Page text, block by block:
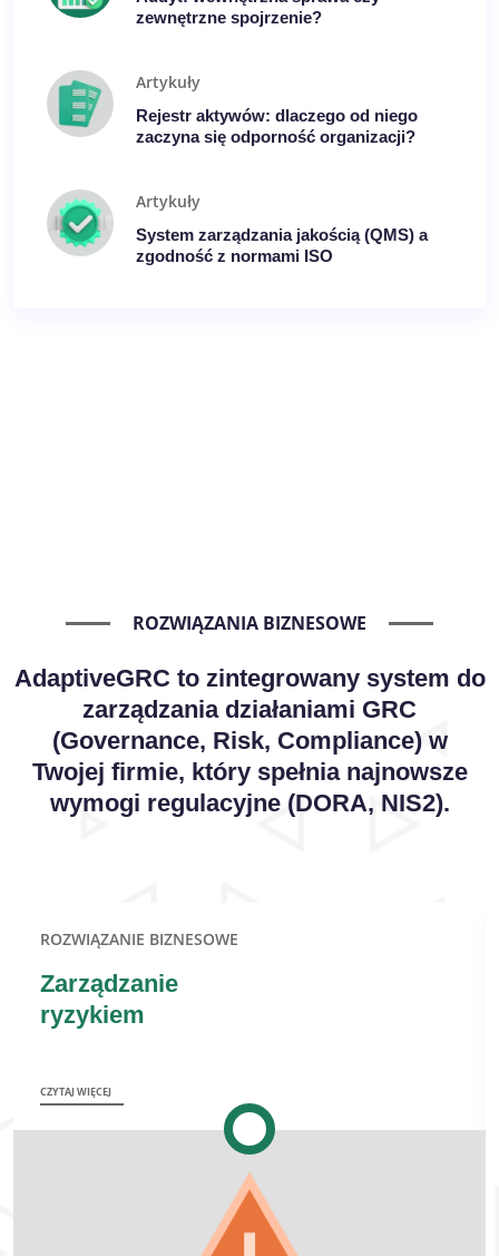
zewnętrzne spojrzenie?
Artykuły
Rejestr aktywów: dlaczego od niego
zaczyna się odporność organizacji?
Artykuły
System zarządzania jakością (QMS) a
zgodność z normami ISO
ROZWIĄZANIA BIZNESOWE
AdaptiveGRC to zintegrowany system do
zarządzania działaniami GRC
(Governance, Risk, Compliance) w
Twojej firmie, który spełnia najnowsze
wymogi regulacyjne (DORA, NIS2).
ROZWIĄZANIE BIZNESOWE
Zarządzanie
ryzykiem
CZYTAJ WIĘCEJ